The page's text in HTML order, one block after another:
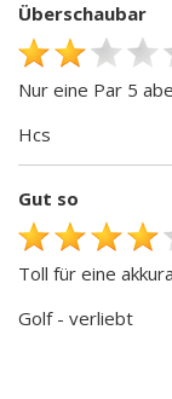
Überschaubar
Nur eine Par 5
Hcs
Gut so
Toll für eine
Golf - verliebt